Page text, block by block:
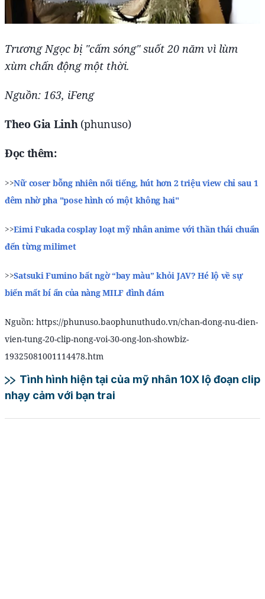
Trương Ngọc bị "cấm sóng" suốt 20 năm vì lùm
xùm chấn động một thời.
Nguồn: 163, iFeng
Theo Gia Linh(phunuso)
Đọc thêm:
>>Nữ coser bỗng nhiên nổi tiếng, hút hơn 2 triệu view chỉ sau 1
đêm nhờ pha "pose hình có một không hai"
>>Eimi Fukada cosplay loạt mỹ nhân anime với thần thái chuẩn
đến từng milimet
>>Satsuki Fumino bất ngờ “bay màu” khỏi JAV? Hé lộ về sự
biến mất bí ẩn của nàng MILF đình đám
Nguồn: https://phunuso.baophunuthudo.vn/chan-dong-nu-dien-
vien-tung-20-clip-nong-voi-30-ong-lon-showbiz-
19325081001114478.htm
Tình hình hiện tại của mỹ nhân 10X lộ đoạn clip
nhạy cảm với bạn trai